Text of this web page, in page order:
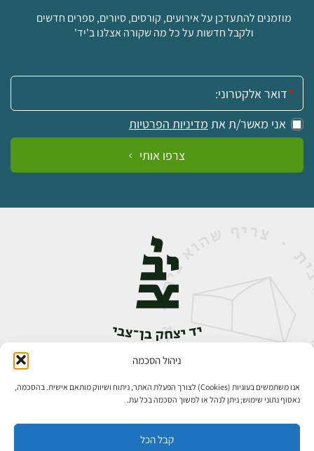
ניהול הסכמה
אנו משתמשים בעוגיות (Cookies) לצורך הפעלת האתר, ניתוח ושיווק מותאם אישית. בהסכמה,
נאסוף נתוני שימוש; ניתן לנהל או למשוך הסכמה בכל עת.
קבל הכל
מוזמנים להתעדכן על אירועים, קורסים, סיורים, ספרים חדשים
ולקבל חדשות על כל מה שקורה אצלנו ב'יד'
אימייל:
אני מאשר/ת את מדיניות הפרטיות
צרפו אותי
אבן גבירול 14, רחביה, ירושלים